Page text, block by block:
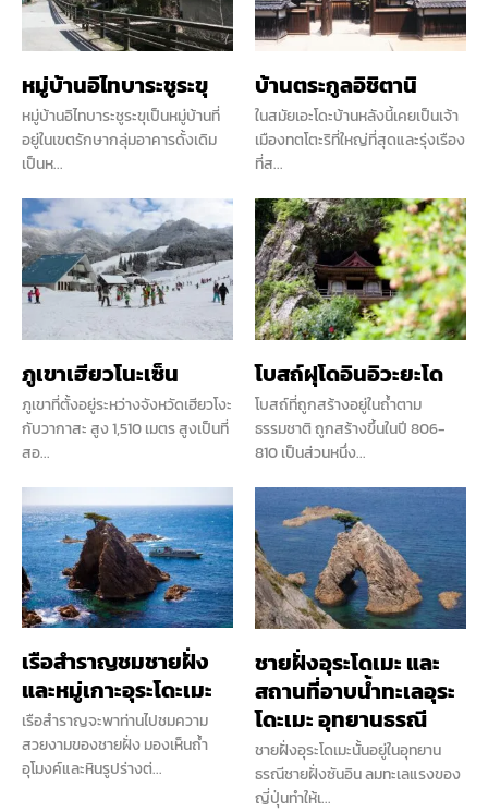
หมู่บ้านอิไทบาระชูระขุ
หมู่บ้านอิไทบาระชูระขุเป็นหมู่บ้านที่
อยู่ในเขตรักษากลุ่มอาคารดั้งเดิม
เป็นห...
บ้านตระกูลอิชิตานิ
ในสมัยเอะโดะบ้านหลังนี้เคยเป็นเจ้า
เมืองทตโตะริที่ใหญ่ที่สุดและรุ่งเรือง
ที่ส...
ภูเขาเฮียวโนะเซ็น
ภูเขาที่ตั้งอยู่ระหว่างจังหวัดเฮียวโงะ
กับวากาสะ สูง 1,510 เมตร สูงเป็นที่
สอ...
โบสถ์ฝุโดอินอิวะยะโด
โบสถ์ที่ถูกสร้างอยู่ในถ้ำตาม
ธรรมชาติ ถูกสร้างขึ้นในปี 806-
810 เป็นส่วนหนึ่ง...
เรือสำราญชมชายฝั่ง
และหมู่เกาะอุระโดะเมะ
เรือสำราญจะพาท่านไปชมความ
สวยงามของชายฝั่ง มองเห็นถ้ำ
อุโมงค์และหินรูปร่างต่...
ชายฝั่งอุระโดเมะ และ
สถานที่อาบน้ำทะเลอุระ
โดะเมะ อุทยานธรณี
ชายฝั่งอุระโดเมะนั้นอยู่ในอุทยาน
ธรณีชายฝั่งซันอิน ลมทะเลแรงของ
ญี่ปุ่นทำให้เ...